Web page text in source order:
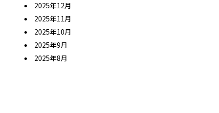
2025年12月
2025年11月
2025年10月
2025年9月
2025年8月